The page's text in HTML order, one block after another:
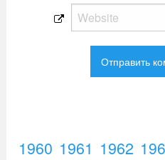
1960 1961 1962